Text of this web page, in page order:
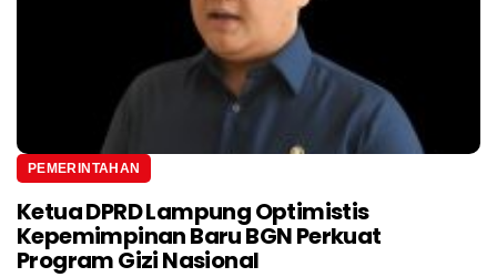
PEMERINTAHAN
Ketua DPRD Lampung Optimistis
Kepemimpinan Baru BGN Perkuat
Program Gizi Nasional